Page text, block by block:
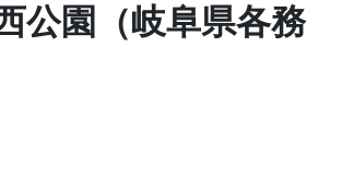
公園（岐阜県各務